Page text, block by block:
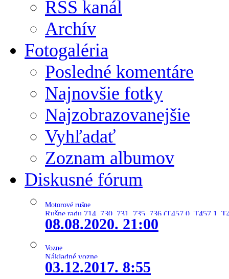
RSS kanál
Archív
Fotogaléria
Posledné komentáre
Najnovšie fotky
Najzobrazovanejšie
Vyhľadať
Zoznam albumov
Diskusné fórum
Motorové rušne
Rušne radu 714, 730, 731, 735, 736 (T457.0, T457.1,
08.08.2020. 21:00
Vozne
Nákladné vozne
03.12.2017. 8:55